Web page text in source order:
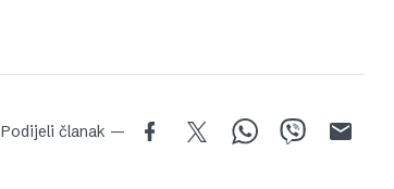
Podijeli članak —